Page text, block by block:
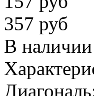
357 руб
В наличии